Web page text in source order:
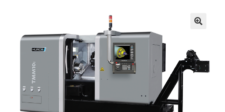
Servicio
Contacto